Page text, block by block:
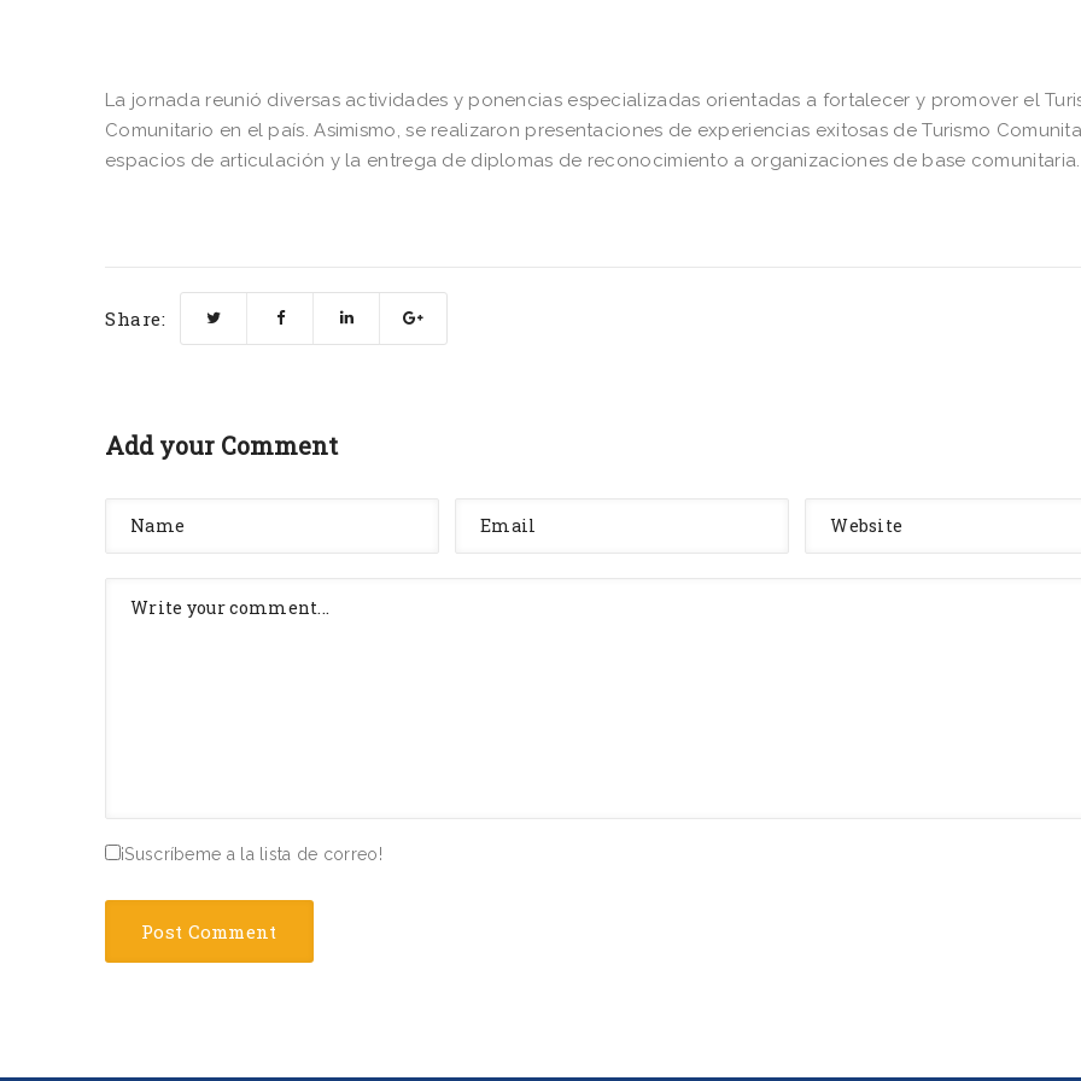
La jornada reunió diversas actividades y ponencias especializadas orientadas a fortalecer y promover el
Comunitario en el país. Asimismo, se realizaron presentaciones de experiencias exitosas de Turismo
espacios de articulación y la entrega de diplomas de reconocimiento a organizaciones de base comunitaria.
Share:
Add your Comment
¡Suscríbeme a la lista de correo!